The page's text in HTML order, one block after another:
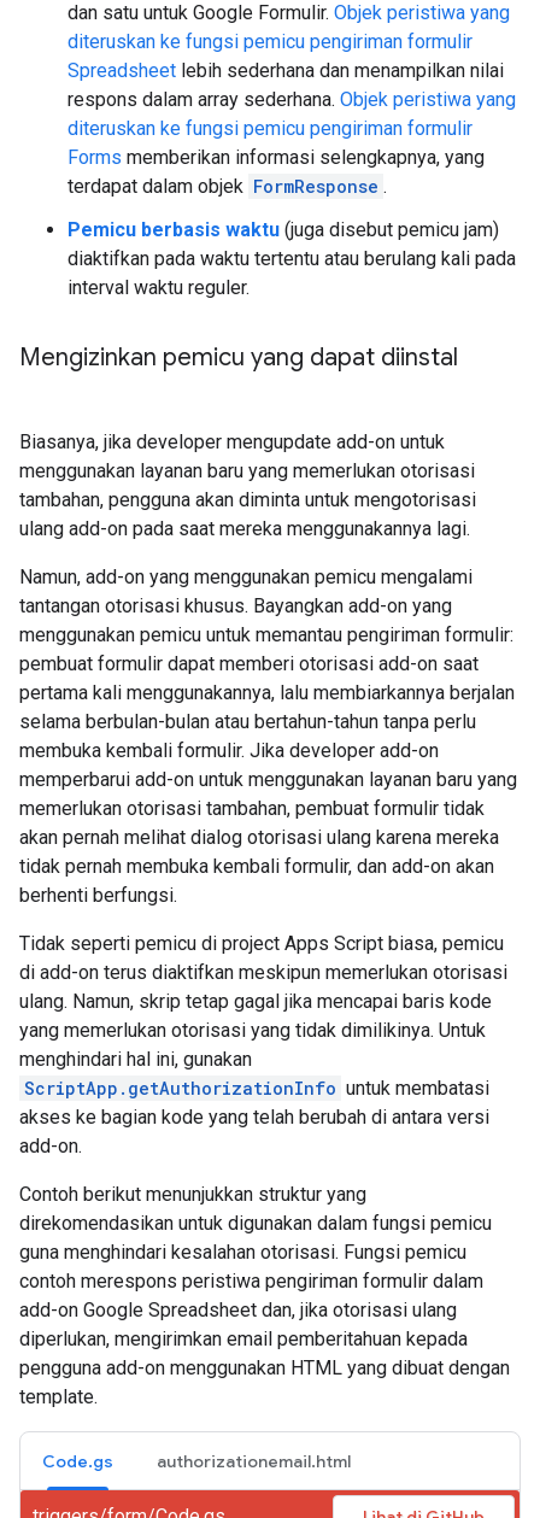
dan satu untuk Google Formulir. Objek peristiwa yang
diteruskan ke fungsi pemicu pengiriman formulir
Spreadsheet lebih sederhana dan menampilkan nilai
respons dalam array sederhana. Objek peristiwa yang
diteruskan ke fungsi pemicu pengiriman formulir
Forms memberikan informasi selengkapnya, yang
terdapat dalam objek FormResponse .
Pemicu berbasis waktu (juga disebut pemicu jam)
diaktifkan pada waktu tertentu atau berulang kali pada
interval waktu reguler.
Mengizinkan pemicu yang dapat diinstal
Biasanya, jika developer mengupdate add-on untuk
menggunakan layanan baru yang memerlukan otorisasi
tambahan, pengguna akan diminta untuk mengotorisasi
ulang add-on pada saat mereka menggunakannya lagi.
Namun, add-on yang menggunakan pemicu mengalami
tantangan otorisasi khusus. Bayangkan add-on yang
menggunakan pemicu untuk memantau pengiriman formulir:
pembuat formulir dapat memberi otorisasi add-on saat
pertama kali menggunakannya, lalu membiarkannya berjalan
selama berbulan-bulan atau bertahun-tahun tanpa perlu
membuka kembali formulir. Jika developer add-on
memperbarui add-on untuk menggunakan layanan baru yang
memerlukan otorisasi tambahan, pembuat formulir tidak
akan pernah melihat dialog otorisasi ulang karena mereka
tidak pernah membuka kembali formulir, dan add-on akan
berhenti berfungsi.
Tidak seperti pemicu di project Apps Script biasa, pemicu
di add-on terus diaktifkan meskipun memerlukan otorisasi
ulang. Namun, skrip tetap gagal jika mencapai baris kode
yang memerlukan otorisasi yang tidak dimilikinya. Untuk
menghindari hal ini, gunakan
ScriptApp.getAuthorizationInfo untuk membatasi
akses ke bagian kode yang telah berubah di antara versi
add-on.
Contoh berikut menunjukkan struktur yang
direkomendasikan untuk digunakan dalam fungsi pemicu
guna menghindari kesalahan otorisasi. Fungsi pemicu
contoh merespons peristiwa pengiriman formulir dalam
add-on Google Spreadsheet dan, jika otorisasi ulang
diperlukan, mengirimkan email pemberitahuan kepada
pengguna add-on menggunakan HTML yang dibuat dengan
template.
Code.gs authorizationemail.html